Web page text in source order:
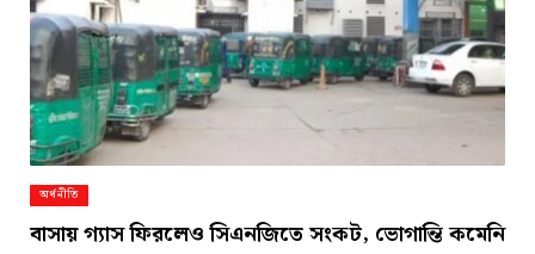
অর্থনীতি
বাসায় গ্যাস ফিরলেও সিএনজিতে সংকট, ভোগান্তি কমেনি